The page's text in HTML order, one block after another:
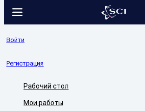
Войти
Регистрация
Рабочий стол
Мои работы